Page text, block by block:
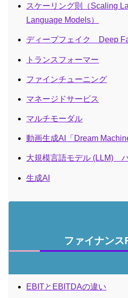
スケーリング則（Scaling
Language Models）
ディープフェイク Deep
トランスフォーマー
ファインチューニング
マネージドサービス
マルチモーダル
動画生成AI「Dream
大規模言語モデル (LLM)
生成AI
ファイナン
EBITとEBITDAの違い